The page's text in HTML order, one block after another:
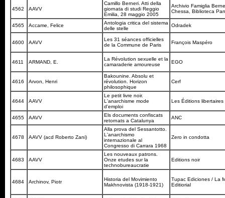
4562 AAVV
Camillo Berneri. Atti della
giornata di studi Reggio
Emilia, 28 maggio 2005
Archivio Famiglia
Chessa, Biblioteca
4565 Accame, Felice
Antologia critica del sistema
delle stelle
Odradek
4600 AAVV
Les 31 séances officielles
de la Commune de Paris
François Maspéro
4611 ARMAND, E.
La Révolution sexuelle et la
camaraderie amoureuse
EGO
4616 Arvon, Henri
Bakounine. Absolu et
révolution. Horizon
philosophique
Cerf
4644 AAVV
Le petit livre noir.
L'anarchisme mode
d'emploi
Les Éditions libertaires
4655 AAVV
Els documents confiscats
retornats a Catalunya
ANC
4678 AAVV (acd Roberto Zani)
Alla prova del Sessantotto.
L'anarchismo
internazionale al
Congresso di Carrara 1968
Zero in condotta
4683 AAVV
Les nouveaux patrons.
Onze etudes sur la
technobureaucratie
Editions noir
4684 Archinov, Piotr
Historia del Movimiento
Makhnovista (1918-1921)
Tupac Ediciones / La
Editiorial